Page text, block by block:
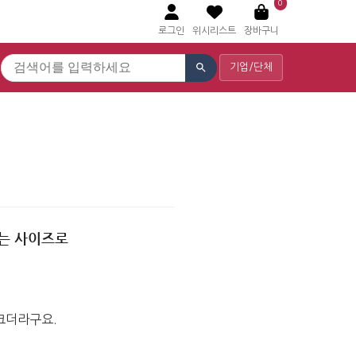
로그인 위시리스트
0
장바구니
기업/단체
사이즈로
라구요.